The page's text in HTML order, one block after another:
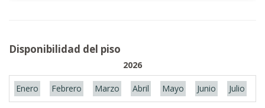
Disponibilidad del piso
2026
Enero Febrero Marzo Abril Mayo Junio Julio